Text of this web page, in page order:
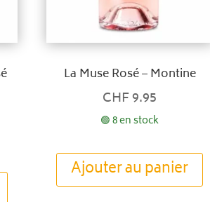
La Muse Rosé – Montine
CHF9.95
🟢 8 en stock
Ajouter au panier